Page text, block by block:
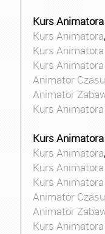
Kurs
Kurs Animatora,
Kurs
Kurs
Animator
Animator
Kurs
Kurs
Kurs Animatora,
Kurs
Kurs
Animator
Animator
Kurs